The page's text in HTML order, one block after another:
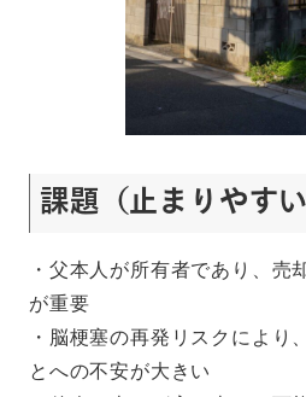
課題（止まりやす
・父本人が所有者であり、売
が重要
・脳梗塞の再発リスクにより
とへの不安が大きい